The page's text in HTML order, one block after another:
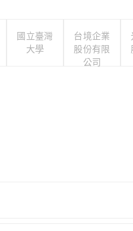
國立臺灣
大學
台境企業
股份有限
公司